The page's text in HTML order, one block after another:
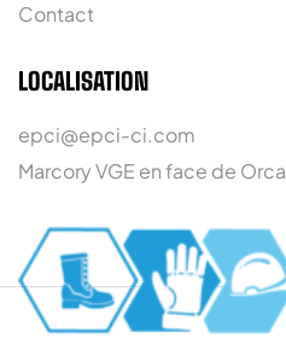
Contact
LOCALISATION
epci@epci-ci.com
Marcory VGE en face de Orca